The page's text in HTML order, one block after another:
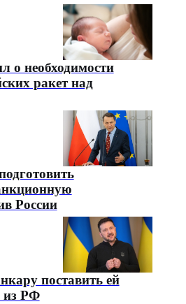
о необходимости
ракет над
России
поставить ей
из РФ